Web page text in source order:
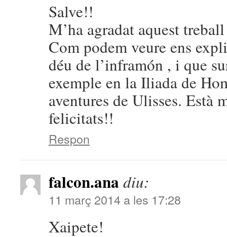
Salve!!
M’ha agradat aquest
Com podem veure ens
déu de l’inframón , i que
exemple en la Iliada de
aventures de Ulisses. Està
felicitats!!
Respon
falcon.ana diu:
11 març 2014 a les 17:28
Xaipete!